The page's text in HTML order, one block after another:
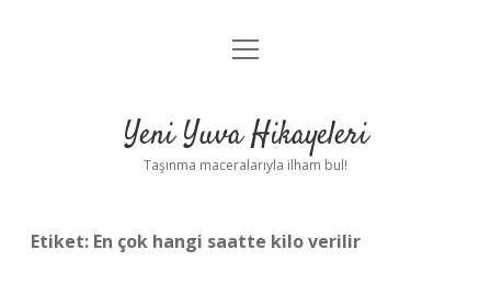
Anasayfa
Yasal Uyarı
menüyü
Yeni Yuva Hikayeleri
Taşınma maceralarıyla ilham bul!
Etiket: En çok hangi saatte kilo verilir